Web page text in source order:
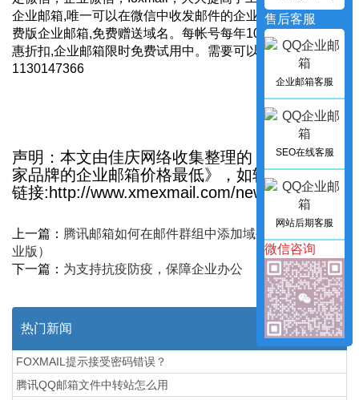
企业邮箱,唯一可以在微信中收发邮件的企业邮箱。购买收
费版企业邮箱,免费赠送域名。每帐号每年100元起,多重优
惠折扣,企业邮箱限时免费试用中。需要可以加小编微信：
1130147366
声明：本文由佳庆网络收集整理的《2021年哪
家品牌的企业邮箱价格最低》，如转载请保留
链接:http://www.xmexmail.com/news_in/497
上一篇： 腾讯邮箱如何在邮件群组中添加域外邮箱账号（专
业版）
下一篇： 为支持抗疫防疫，保障企业办公
热门新闻
FOXMAIL提示接受密码错误？
腾讯QQ邮箱文件中转站怎么用
售后客服
企业邮箱客服
SEO在线客服
网站后期客服
微信咨询